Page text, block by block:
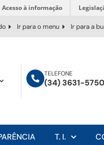
Acesso à informação
Ir para o menu Ir para a
TELEFONE
(34) 3631-5750
T. I.